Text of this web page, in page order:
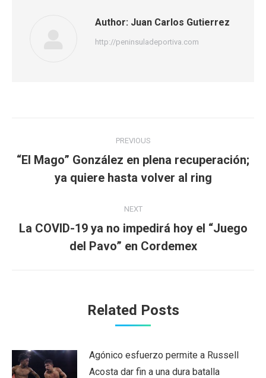
Author: Juan Carlos Gutierrez
http://peninsuladeportiva.com
navigation
PREVIOUS
Previous
post:
“El Mago” González en plena recuperación;
ya quiere hasta volver al ring
NEXT
Next
post:
La COVID-19 ya no impedirá hoy el “Juego
del Pavo” en Cordemex
Related Posts
Agónico esfuerzo permite a Russell
Acosta dar fin a una dura batalla